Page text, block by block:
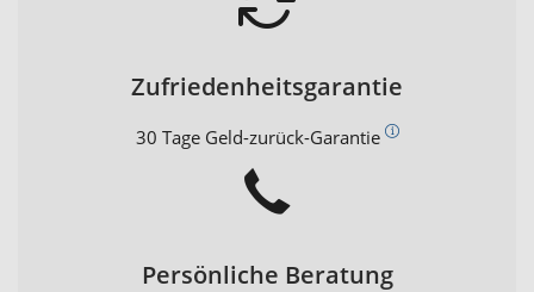
Zufriedenheitsgarantie
30 Tage Geld-zurück-Garantie
Persönliche Beratung